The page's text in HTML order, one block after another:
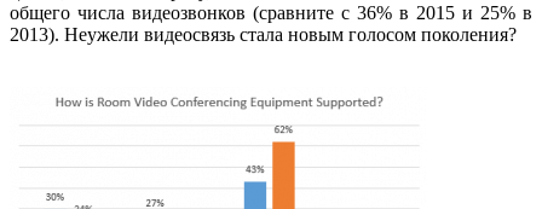
общего числа видеозвонков (сравните с 36% в 2015 и 25% в
2013). Неужели видеосвязь стала новым голосом поколения?